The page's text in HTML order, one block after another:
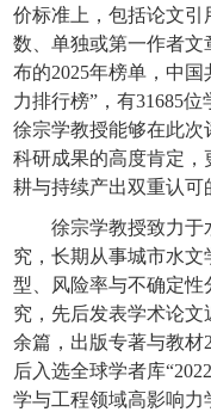
价标准上，包括论文引
数、单独或第一作者
布的2025年榜单，中国
力排行榜”，有31685位
徐宗学教授能够在此次
科研成果的高度肯定
耕与持续产出双重认可
徐宗学教授致力于
究，长期从事城市水
型、风险率与不确定
究，先后发表学术论文
余篇，出版专著与教材
后入选全球学者库“
学与工程领域高影响力